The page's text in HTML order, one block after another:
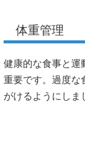
体重管理
健康的な食事と運
重要です。過度な
がけるようにしま